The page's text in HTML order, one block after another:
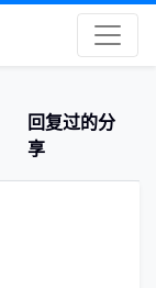
回复过的分
享